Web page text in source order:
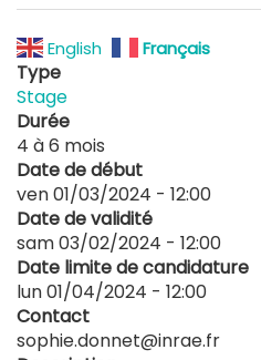
English Français
Type
Stage
Durée
4 à 6 mois
Date de début
ven 01/03/2024 - 12:00
Date de validité
sam 03/02/2024 - 12:00
Date limite de candidature
lun 01/04/2024 - 12:00
Contact
sophie.donnet@inrae.fr